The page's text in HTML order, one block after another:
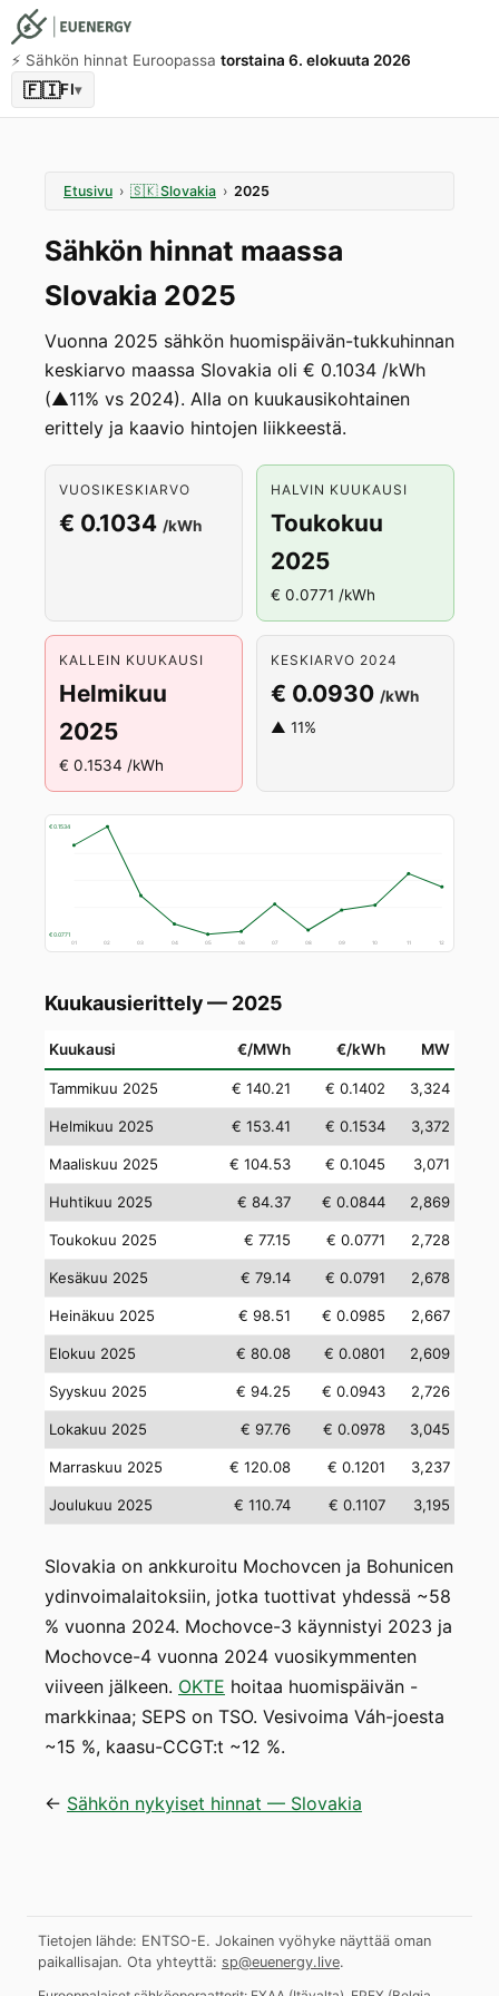
⚡️ Sähkön hinnat Euroopassa torstaina 6. elokuuta 2026
🇫🇮FI▾
Etusivu › 🇸🇰 Slovakia › 2025
Sähkön hinnat maassa
Slovakia 2025
Vuonna 2025 sähkön huomispäivän-tukkuhinnan
keskiarvo maassa Slovakia oli € 0.1034 /kWh
(▲11% vs 2024). Alla on kuukausikohtainen
erittely ja kaavio hintojen liikkeestä.
VUOSIKESKIARVO
€ 0.1034 /kWh
HALVIN KUUKAUSI
Toukokuu
2025
€ 0.0771 /kWh
KALLEIN KUUKAUSI
Helmikuu
2025
€ 0.1534 /kWh
KESKIARVO 2024
€ 0.0930 /kWh
▲ 11%
€ 0.1534
€ 0.0771
01 02 03 04 05 06 07 08 09 10 11 12
Kuukausierittely — 2025
Kuukausi €/MWh €/kWh MW
Tammikuu 2025 € 140.21 € 0.1402 3,324
Helmikuu 2025 € 153.41 € 0.1534 3,372
Maaliskuu 2025 € 104.53 € 0.1045 3,071
Huhtikuu 2025 € 84.37 € 0.0844 2,869
Toukokuu 2025 € 77.15 € 0.0771 2,728
Kesäkuu 2025 € 79.14 € 0.0791 2,678
Heinäkuu 2025 € 98.51 € 0.0985 2,667
Elokuu 2025 € 80.08 € 0.0801 2,609
Syyskuu 2025 € 94.25 € 0.0943 2,726
Lokakuu 2025 € 97.76 € 0.0978 3,045
Marraskuu 2025 € 120.08 € 0.1201 3,237
Joulukuu 2025 € 110.74 € 0.1107 3,195
Slovakia on ankkuroitu Mochovcen ja Bohunicen
ydinvoimalaitoksiin, jotka tuottivat yhdessä ~58
% vuonna 2024. Mochovce-3 käynnistyi 2023 ja
Mochovce-4 vuonna 2024 vuosikymmenten
viiveen jälkeen. OKTE hoitaa huomispäivän -
markkinaa; SEPS on TSO. Vesivoima Váh-joesta
~15 %, kaasu-CCGT:t ~12 %.
← Sähkön nykyiset hinnat — Slovakia
Tietojen lähde: ENTSO-E. Jokainen vyöhyke näyttää oman
paikallisajan. Ota yhteyttä: sp@euenergy.live.